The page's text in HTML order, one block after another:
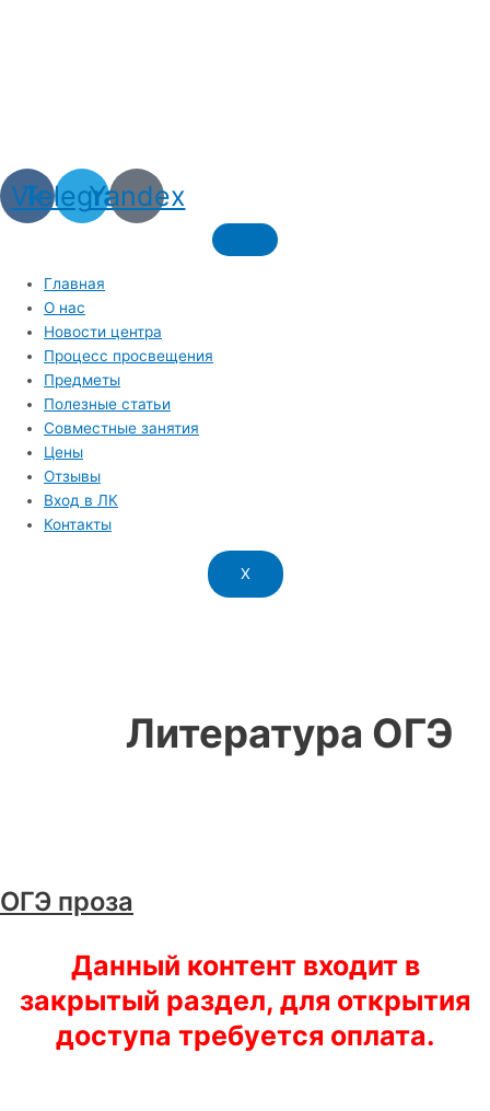
Vk
Telegram
Yandex
Главная
О нас
Новости центра
Процесс просвещения
Предметы
Полезные статьи
Совместные занятия
Цены
Отзывы
Вход в ЛК
Контакты
X
Литература ОГЭ
ОГЭ проза
Данный контент входит в
закрытый раздел, для открытия
доступа требуется оплата.